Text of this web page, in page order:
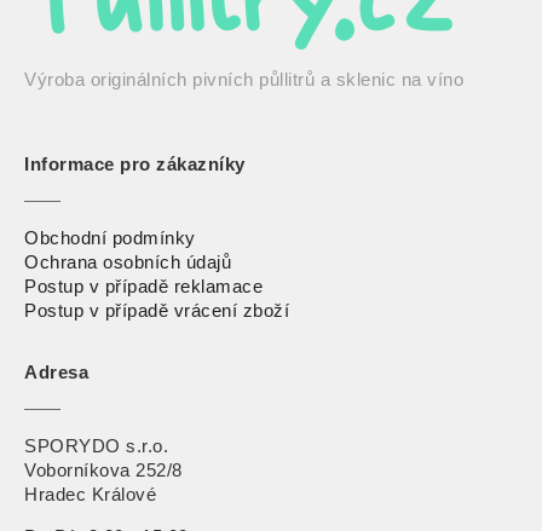
Výroba originálních pivních půllitrů a sklenic na víno
Informace pro zákazníky
Obchodní podmínky
Ochrana osobních údajů
Postup v případě reklamace
Postup v případě vrácení zboží
Adresa
SPORYDO s.r.o.
Voborníkova 252/8
Hradec Králové